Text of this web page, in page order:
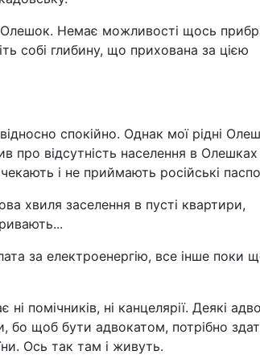
Олешок. Немає можливості щось
собі глибину, що прихована за цією
спокійно. Однак мої рідні
про відсутність населення в
і не приймають російські
хвиля заселення в пусті квартири,
за електроенергію, все інше поки
помічників, ні канцелярії. Деякі
щоб бути адвокатом, потрібно
Ось так там і живуть.